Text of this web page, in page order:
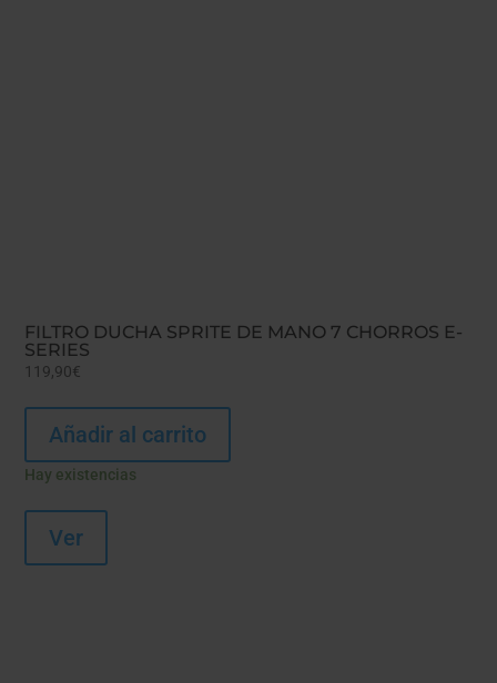
FILTRO DUCHA SPRITE DE MANO 7 CHORROS E-
SERIES
119,90€
Añadir al carrito
Hay existencias
Ver